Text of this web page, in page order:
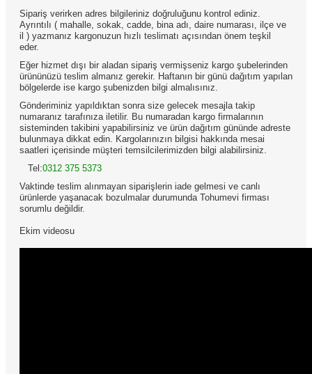
Sipariş verirken adres bilgileriniz doğruluğunu kontrol ediniz.
Ayrıntılı ( mahalle, sokak, cadde, bina adı, daire numarası, ilçe ve
il ) yazmanız kargonuzun hızlı teslimatı açısından önem teşkil
eder.
Eğer hizmet dışı bir aladan sipariş vermişseniz kargo şubelerinden
ürününüzü teslim almanız gerekir. Haftanın bir günü dağıtım yapılan
bölgelerde ise kargo şubenizden bilgi almalısınız.
Gönderiminiz yapıldıktan sonra size gelecek mesajla takip
numaranız tarafınıza iletilir. Bu numaradan kargo firmalarının
sisteminden takibini yapabilirsiniz ve ürün dağıtım gününde adreste
bulunmaya dikkat edin. Kargolarınızın bilgisi hakkında mesai
saatleri içerisinde müşteri temsilcilerimizden bilgi alabilirsiniz.
Tel:0312 375 5373
Vaktinde teslim alınmayan siparişlerin iade gelmesi ve canlı
ürünlerde yaşanacak bozulmalar durumunda Tohumevi firması
sorumlu değildir.
Ekim videosu